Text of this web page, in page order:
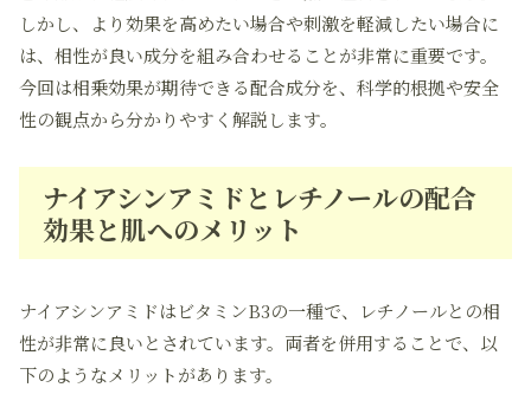
しかし、より効果を高めたい場合や刺激を軽減したい場合に
は、相性が良い成分を組み合わせることが非常に重要です。
今回は相乗効果が期待できる配合成分を、科学的根拠や安全
性の観点から分かりやすく解説します。
ナイアシンアミドとレチノールの配合
効果と肌へのメリット
ナイアシンアミドはビタミンB3の一種で、レチノールとの相
性が非常に良いとされています。両者を併用することで、以
下のようなメリットがあります。